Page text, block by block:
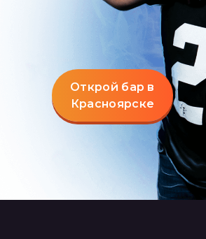
Открой бар в
Красноярске